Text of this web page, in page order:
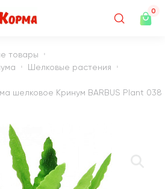
0
товары
Шелковые растения
шелковое Кринум BARBUS Plant 038